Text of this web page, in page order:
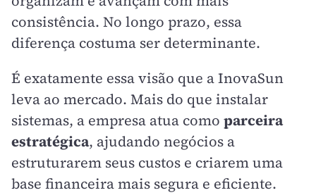
consistência. No longo prazo, essa
diferença costuma ser determinante.
É exatamente essa visão que a InovaSun
leva ao mercado. Mais do que instalar
sistemas, a empresa atua como parceira
estratégica, ajudando negócios a
estruturarem seus custos e criarem uma
base financeira mais segura e eficiente.